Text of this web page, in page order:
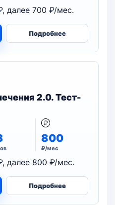
далее 700 ₽/мес.
Подробнее
2.0. Тест-
800
₽/мес
далее 800 ₽/мес.
Подробнее